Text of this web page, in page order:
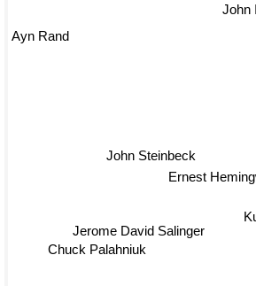
Ernest
Jerome David Salinger
John Steinbeck
John
Ayn Rand
Chuck Palahniuk